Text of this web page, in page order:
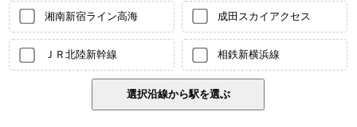
湘南新宿ライン高海 成田スカイアクセス
ＪＲ北陸新幹線 相鉄新横浜線